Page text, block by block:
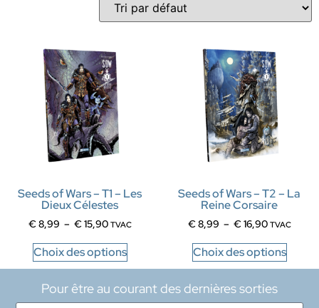
Seeds of Wars – T1 – Les
Dieux Célestes
€8,99 – €15,90 TVAC
Choix des options
Seeds of Wars – T2 – La
Reine Corsaire
€8,99 – €16,90 TVAC
Choix des options
Pour être au courant des dernières sorties